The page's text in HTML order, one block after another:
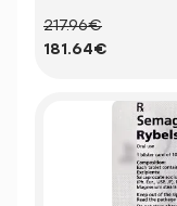
217.96€
181.64€